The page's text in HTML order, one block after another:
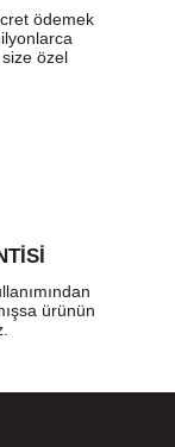
ödemek
özel
ürünün